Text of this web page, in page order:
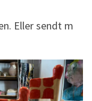
Eller sendt m